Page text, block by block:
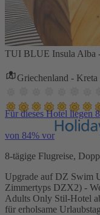
TUI BLUE Insula Alba
Griechenland -
Für dieses Hotel liegen
von 84% vor
8-tägige Flugreise,
Upgrade auf DZ Swim
Zimmertyps DZX2) -
Adults Only Stil-Hotel
für erholsame